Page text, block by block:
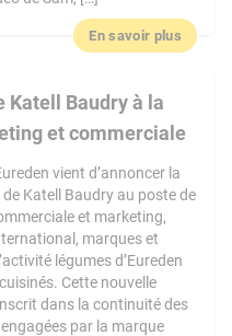
En savoir plus
Katell Baudry à la
et commerciale
vient d’annoncer la
Katell Baudry au poste de
et marketing,
marques et
légumes d’Eureden
Cette nouvelle
dans la continuité des
par la marque